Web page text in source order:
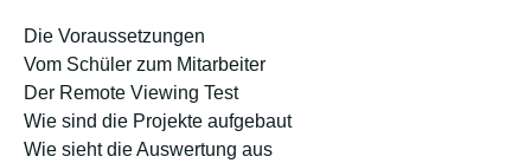
Die Voraussetzungen
Vom Schüler zum Mitarbeiter
Der Remote Viewing Test
Wie sind die Projekte aufgebaut
Wie sieht die Auswertung aus